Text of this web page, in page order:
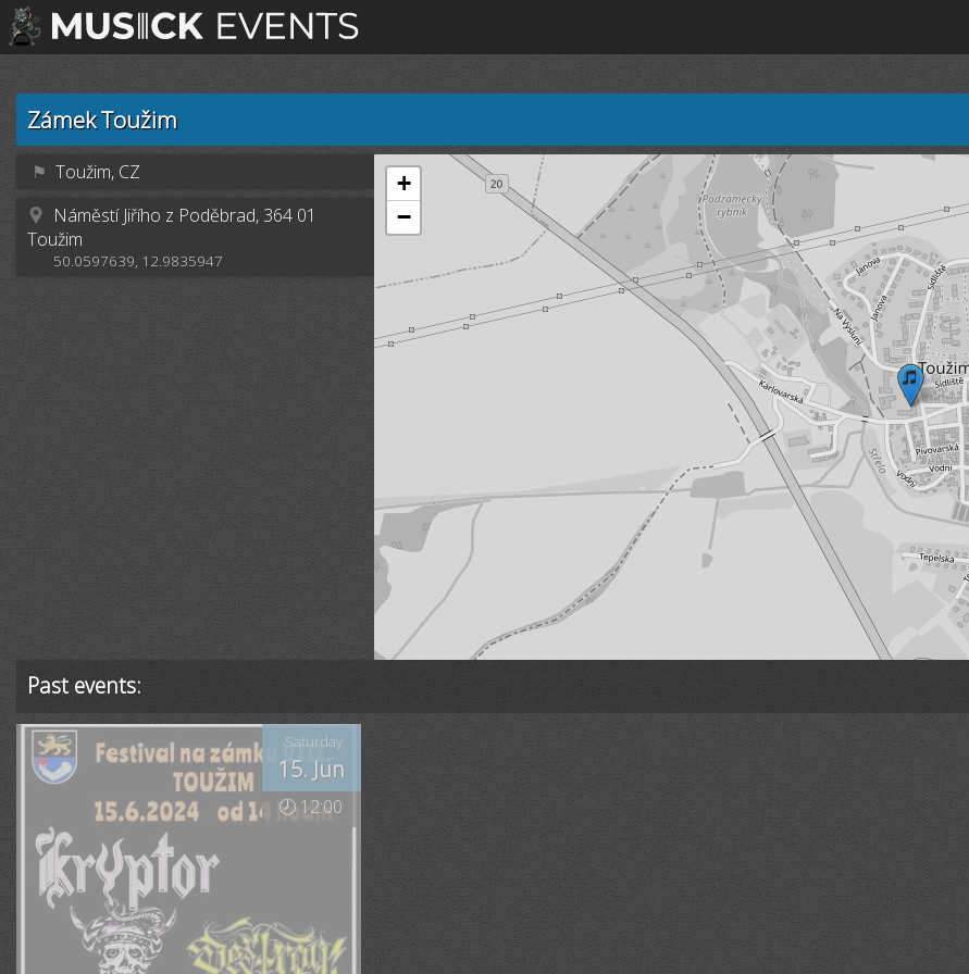
Zámek Toužim
⚑ Toužim, CZ
Náměstí Jiřího z Poděbrad, 364 01
Toužim
50.0597639, 12.9835947
+
−
Past events:
Saturday
15. Jun
🕗 12:00